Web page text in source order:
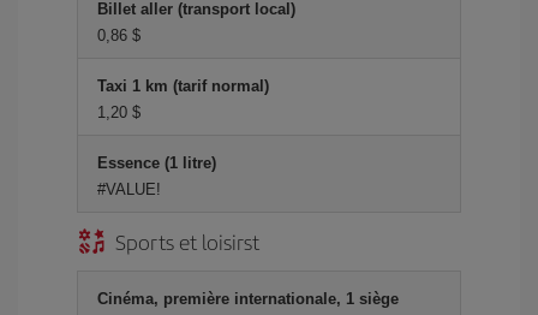
Billet aller (transport local)
0,86 $
Taxi 1 km (tarif normal)
1,20 $
Essence (1 litre)
#VALUE!
Sports et loisirst
Cinéma, première internationale, 1 siège